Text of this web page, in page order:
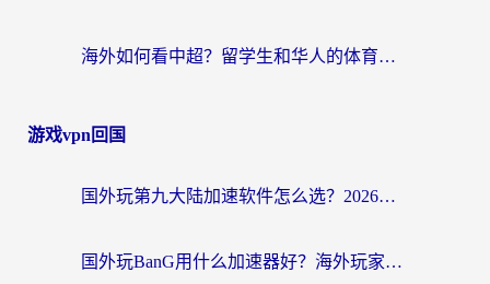
海外如何看中超？留学生和华人的体育赛事观看终极指南（附欧洲杯奥运会观看技巧）
游戏vpn回国
国外玩第九大陆加速软件怎么选？2026终极指南帮你告别延迟卡顿
国外玩BanG用什么加速器好？海外玩家亲测的国服游戏加速终极方案